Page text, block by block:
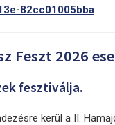
82cc01005bba
Feszt 2026
fesztiválja.
kerül a II.